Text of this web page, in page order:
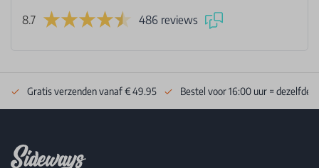
8.7 486 reviews
Gratis verzenden vanaf € 49.95 Bestel voor 16:00 uur = dezelfde